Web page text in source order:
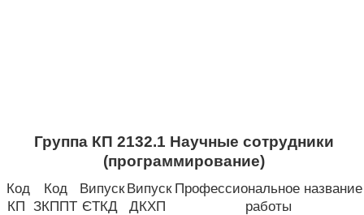
Группа КП 2132.1 Научные сотрудники
(программирование)
Код
КП
Код
ЗКППТ
Випуск
ЄТКД
Випуск
ДКХП
Профессиональное название
работы